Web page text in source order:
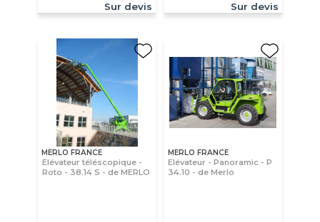
Sur devis Sur devis
MERLO FRANCE
Elévateur téléscopique -
Roto - 38.14 S - de MERLO
MERLO FRANCE
Elévateur - Panoramic - P
34.10 - de Merlo